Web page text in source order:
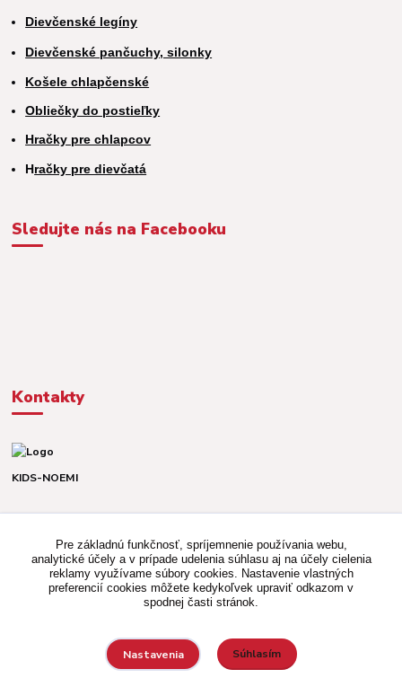
Dievčenské legíny
Dievčenské pančuchy, silonky
Košele chlapčenské
Obliečky do postieľky
Hračky pre chlapcov
Hračky pre dievčatá
Sledujte nás na Facebooku
Kontakty
KIDS-NOEMI
(Po-Pia, 8-16 hod.)
kidsnoemi.shop@gmail.com
Pre základnú funkčnosť, spríjemnenie používania webu,
analytické účely a v prípade udelenia súhlasu aj na účely cielenia
reklamy využívame súbory cookies. Nastavenie vlastných
preferencií cookies môžete kedykoľvek upraviť odkazom v
spodnej časti stránok.
Nastavenia Súhlasím